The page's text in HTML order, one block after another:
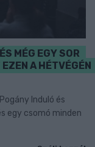
MÉG EGY SOR
A HÉTVÉGÉN
Induló és
egy csomó minden